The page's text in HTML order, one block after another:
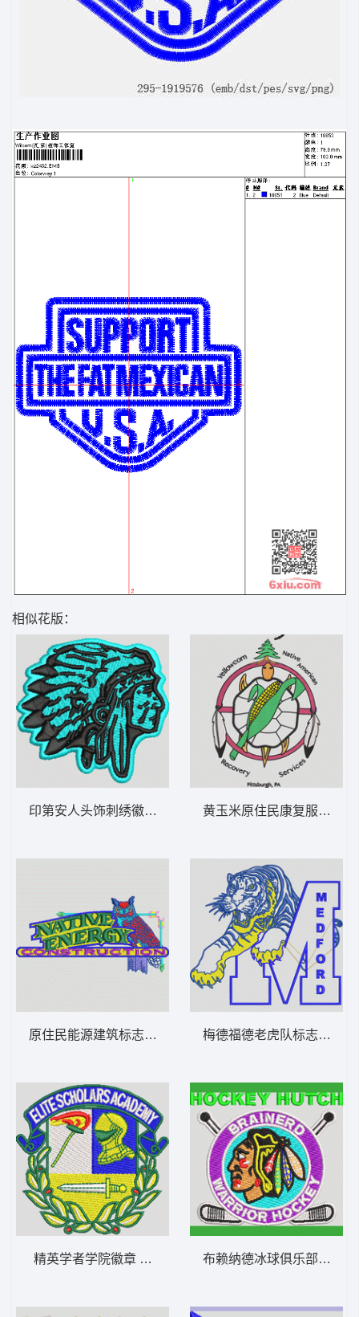
相似花版：
印第安人头饰刺绣徽章 印第安人 章仔标志
原住民能源建筑标志 章仔标志布贴徽章男
精英学者学院徽章 章仔标志布贴徽章男布赖纳德冰球俱乐部徽章